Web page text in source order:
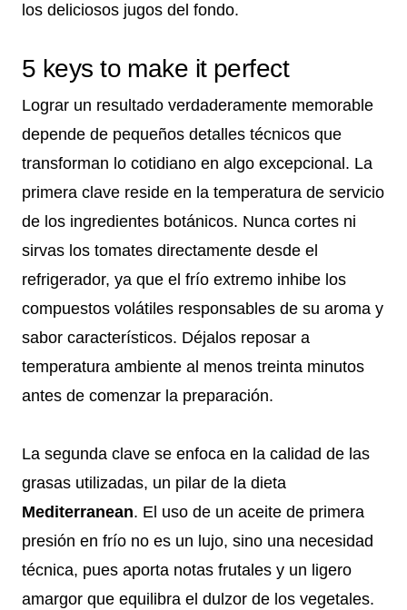
los deliciosos jugos del fondo.
5 keys to make it perfect
Lograr un resultado verdaderamente memorable
depende de pequeños detalles técnicos que
transforman lo cotidiano en algo excepcional. La
primera clave reside en la temperatura de servicio
de los ingredientes botánicos. Nunca cortes ni
sirvas los tomates directamente desde el
refrigerador, ya que el frío extremo inhibe los
compuestos volátiles responsables de su aroma y
sabor característicos. Déjalos reposar a
temperatura ambiente al menos treinta minutos
antes de comenzar la preparación.
La segunda clave se enfoca en la calidad de las
grasas utilizadas, un pilar de la dieta
Mediterranean. El uso de un aceite de primera
presión en frío no es un lujo, sino una necesidad
técnica, pues aporta notas frutales y un ligero
amargor que equilibra el dulzor de los vegetales.